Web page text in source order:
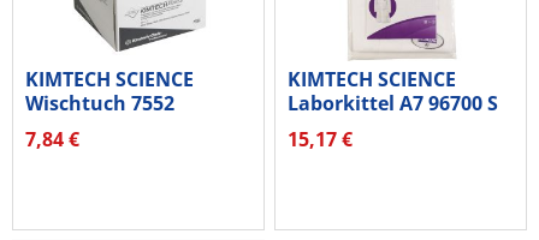
KIMTECH SCIENCE
Wischtuch 7552
1lagig...
7,84 €
KIMTECH SCIENCE
Laborkittel A7 96700 S
weiß
15,17 €